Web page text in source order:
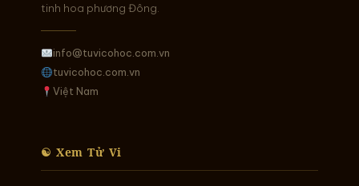
tinh hoa phương Đông.
info@tuvicohoc.com.vn
tuvicohoc.com.vn
Việt Nam
☯ Xem Tử Vi